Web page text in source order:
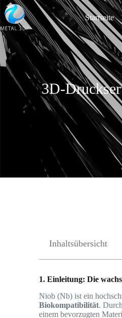
Startseite
3D-
Inhaltsübersicht
1. Einleitung: Die
Niob (Nb) ist ein
Biokompatibilität.
einem bevorzugten